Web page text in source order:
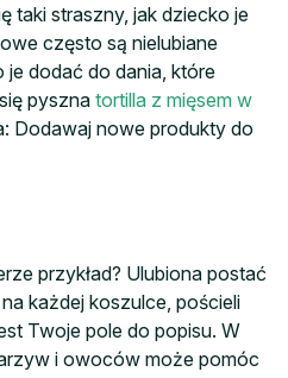
taki straszny, jak dziecko je
często są nielubiane
dodać do dania, które
pyszna tortilla z mięsem w
Dodawaj nowe produkty do
przykład? Ulubiona postać
każdej koszulce, pościeli
Twoje pole do popisu. W
i owoców może pomóc